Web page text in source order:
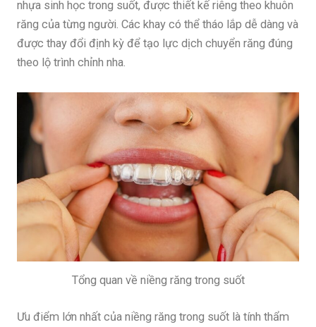
nhựa sinh học trong suốt, được thiết kế riêng theo khuôn
răng của từng người. Các khay có thể tháo lắp dễ dàng và
được thay đổi định kỳ để tạo lực dịch chuyển răng đúng
theo lộ trình chỉnh nha.
Tổng quan về niềng răng trong suốt
Ưu điểm lớn nhất của niềng răng trong suốt là tính thẩm